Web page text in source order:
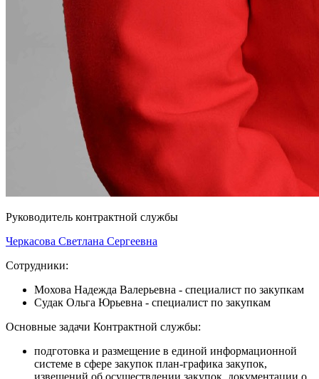
Руководитель контрактной службы
Черкасова Светлана Сергеевна
Сотрудники:
Мохова Надежда Валерьевна - специалист по закупкам
Судак Ольга Юрьевна - специалист по закупкам
Основные задачи Контрактной службы:
подготовка и размещение в единой информационной
системе в сфере закупок план-графика закупок,
извещений об осуществлении закупок, документации о